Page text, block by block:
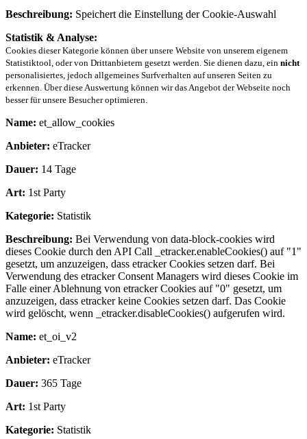
Beschreibung: Speichert die Einstellung der Cookie-Auswahl
Statistik & Analyse:
Cookies dieser Kategorie können über unsere Website von unserem eigenem
Statistiktool, oder von Drittanbietern gesetzt werden. Sie dienen dazu, ein nicht
personalisiertes, jedoch allgemeines Surfverhalten auf unseren Seiten zu
erkennen. Über diese Auswertung können wir das Angebot der Webseite noch
besser für unsere Besucher optimieren.
Name: et_allow_cookies
Anbieter: eTracker
Dauer: 14 Tage
Art: 1st Party
Kategorie: Statistik
Beschreibung: Bei Verwendung von data-block-cookies wird
dieses Cookie durch den API Call _etracker.enableCookies() auf "1"
gesetzt, um anzuzeigen, dass etracker Cookies setzen darf. Bei
Verwendung des etracker Consent Managers wird dieses Cookie im
Falle einer Ablehnung von etracker Cookies auf "0" gesetzt, um
anzuzeigen, dass etracker keine Cookies setzen darf. Das Cookie
wird gelöscht, wenn _etracker.disableCookies() aufgerufen wird.
Name: et_oi_v2
Anbieter: eTracker
Dauer: 365 Tage
Art: 1st Party
Kategorie: Statistik